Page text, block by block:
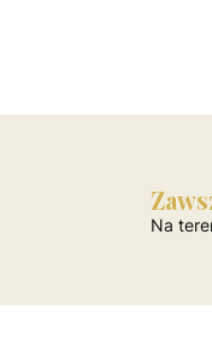
Na